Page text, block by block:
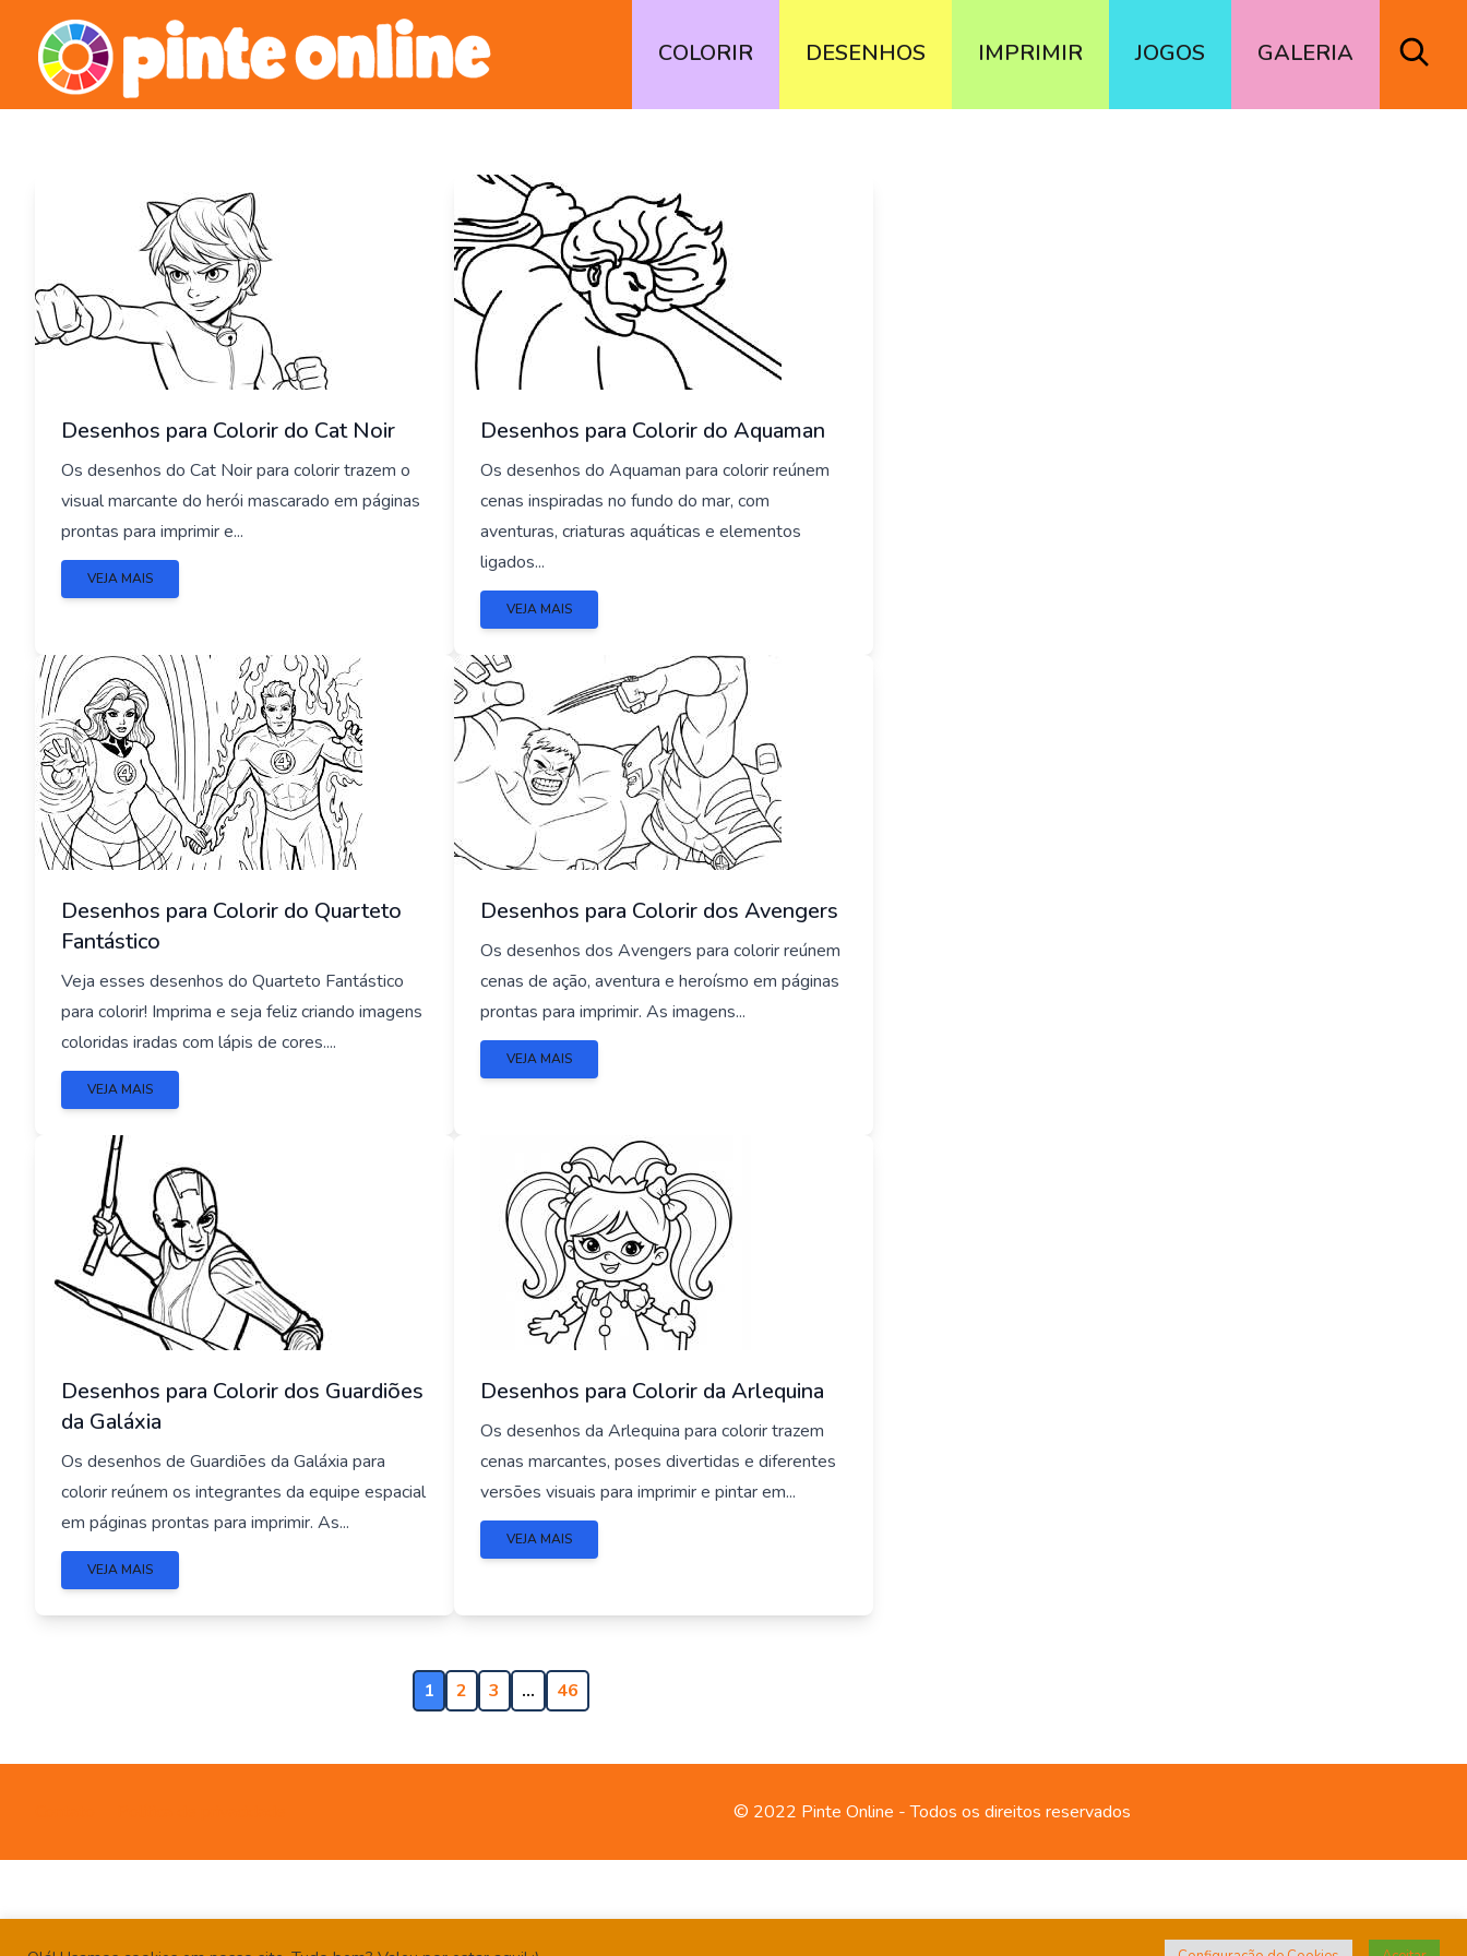
content
COLORIR DESENHOS IMPRIMIR JOGOS GALERIA
Desenhos para Colorir do Cat Noir
Os desenhos do Cat Noir para colorir trazem o
visual marcante do herói mascarado em páginas
prontas para imprimir e...
VEJA MAIS
Desenhos para Colorir do Aquaman
Os desenhos do Aquaman para colorir reúnem
cenas inspiradas no fundo do mar, com
aventuras, criaturas aquáticas e elementos
ligados...
VEJA MAIS
Desenhos para Colorir do Quarteto
Fantástico
Veja esses desenhos do Quarteto Fantástico
para colorir! Imprima e seja feliz criando imagens
coloridas iradas com lápis de cores....
VEJA MAIS
Desenhos para Colorir dos Avengers
Os desenhos dos Avengers para colorir reúnem
cenas de ação, aventura e heroísmo em páginas
prontas para imprimir. As imagens...
VEJA MAIS
Desenhos para Colorir dos Guardiões
da Galáxia
Os desenhos de Guardiões da Galáxia para
colorir reúnem os integrantes da equipe espacial
em páginas prontas para imprimir. As...
VEJA MAIS
Desenhos para Colorir da Arlequina
Os desenhos da Arlequina para colorir trazem
cenas marcantes, poses divertidas e diferentes
versões visuais para imprimir e pintar em...
VEJA MAIS
1 2 3 … 46
© 2022 Pinte Online - Todos os direitos reservados